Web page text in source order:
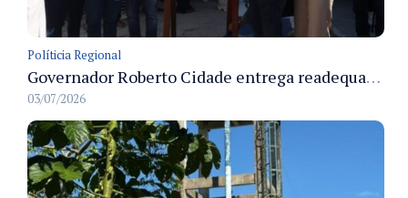
Políticia Regional
Governador Roberto Cidade entrega readequação do ambulatório da FCecon e amplia capacidade de atendimento oncológico em Manaus
03/07/2026